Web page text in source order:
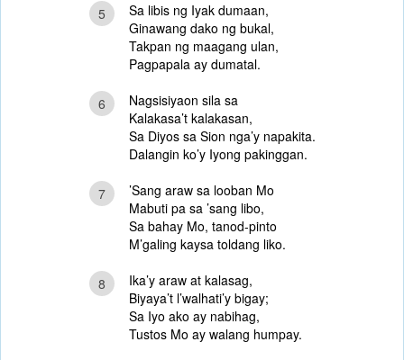
5
Sa libis ng Iyak dumaan,
Ginawang dako ng bukal,
Takpan ng maagang ulan,
Pagpapala ay dumatal.
6
Nagsisiyaon sila sa
Kalakasa’t kalakasan,
Sa Diyos sa Sion nga’y napakita.
Dalangin ko’y Iyong pakinggan.
7
’Sang araw sa looban Mo
Mabuti pa sa ’sang libo,
Sa bahay Mo, tanod-pinto
M’galing kaysa toldang liko.
8
Ika’y araw at kalasag,
Biyaya’t l’walhati’y bigay;
Sa Iyo ako ay nabihag,
Tustos Mo ay walang humpay.